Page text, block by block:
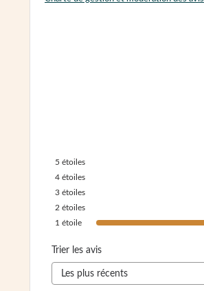
5 étoiles
4 étoiles
3 étoiles
2 étoiles
1 étoile
Trier les avis